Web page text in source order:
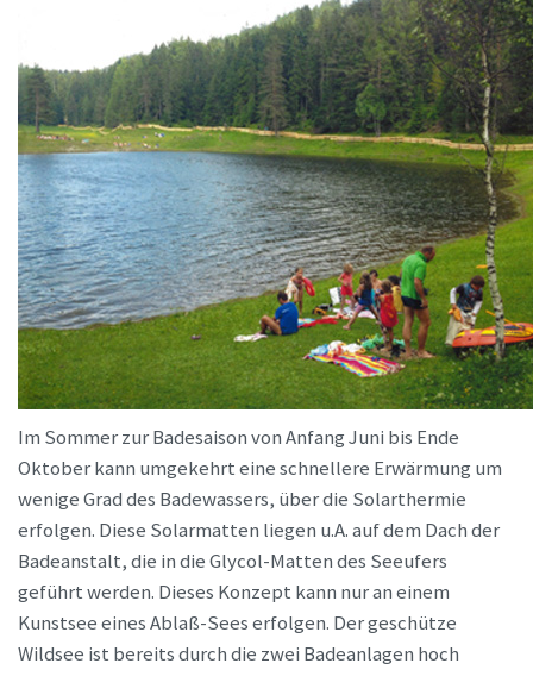
Im Sommer zur Badesaison von Anfang Juni bis Ende
Oktober kann umgekehrt eine schnellere Erwärmung um
wenige Grad des Badewassers, über die Solarthermie
erfolgen. Diese Solarmatten liegen u.A. auf dem Dach der
Badeanstalt, die in die Glycol-Matten des Seeufers
geführt werden. Dieses Konzept kann nur an einem
Kunstsee eines Ablaß-Sees erfolgen. Der geschütze
Wildsee ist bereits durch die zwei Badeanlagen hoch